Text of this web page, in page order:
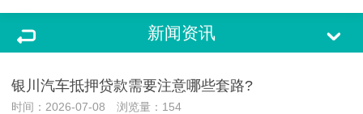
新闻资讯
银川汽车抵押贷款需要注意哪些套路?
时间：2026-07-08 浏览量：154